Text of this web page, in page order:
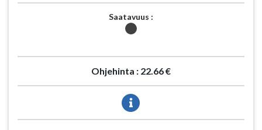
Saatavuus :
Ohjehinta : 22.66 €